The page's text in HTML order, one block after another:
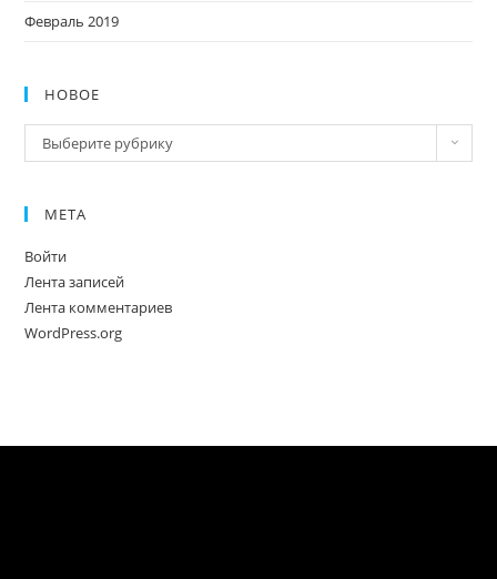
Февраль 2019
НОВОЕ
Новое
Выберите рубрику
МЕТА
Войти
Лента записей
Лента комментариев
WordPress.org